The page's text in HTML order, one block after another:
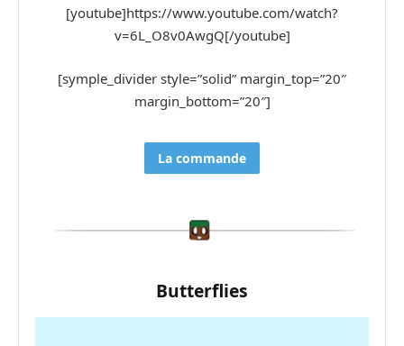
[youtube]https://www.youtube.com/watch?
v=6L_O8v0AwgQ[/youtube]
[symple_divider style=”solid” margin_top=”20″
margin_bottom=”20″]
La commande
Butterflies